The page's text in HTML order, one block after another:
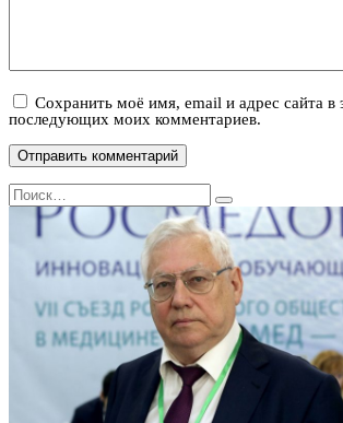
Сохранить моё имя, email и адрес сайта в
последующих моих комментариев.
Search
for: